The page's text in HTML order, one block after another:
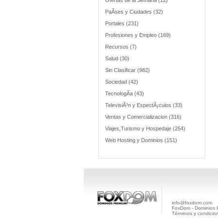
PaÃ­ses y Ciudades (32)
Portales (231)
Profesiones y Empleo (169)
Recursos (7)
Salud (30)
Sin Clasificar (982)
Sociedad (42)
TecnologÃ­a (43)
TelevisiÃ³n y EspectÃ¡culos (33)
Ventas y Comercializacion (316)
Viajes,Turismo y Hospedaje (254)
Web Hosting y Dominios (151)
info@foxdom.com
FoxDom - Dominios
Términos y